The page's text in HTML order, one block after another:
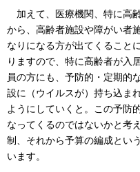
加えて、医療機関、特に高
から、高齢者施設や障がい者
なりになる方が出てくること
りますので、特に高齢者が入
員の方にも、予防的・定期的
設に（ウイルスが）持ち込ま
ようにしていくと。この予防
なってくるのではないかと考
制、それから予算の編成とい
います。